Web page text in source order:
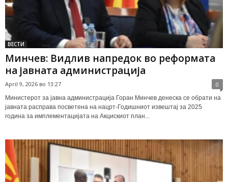
ВЕСТИ
Минчев: Видлив напредок во реформата
на јавната администрација
April 9, 2026 во 13:27 0
Министерот за јавна администрација Горан Минчев денеска се обрати на
јавната расправа посветена на нацрт-Годишниот извештај за 2025
година за имплементацијата на Акцискиот план...